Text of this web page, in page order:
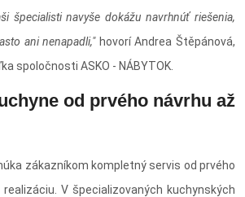
špecialisti navyše dokážu navrhnúť riešenia,
ani nenapadli," hovorí Andrea Štěpánová,
spoločnosti ASKO - NÁBYTOK.
od prvého návrhu až
zákazníkom kompletný servis od prvého
V špecializovaných kuchynských